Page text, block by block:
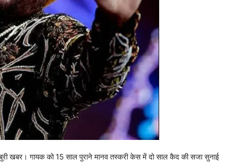
खबर। गायक को 15 साल पुराने मानव तस्करी केस में दो साल कैद की सजा सुनाई